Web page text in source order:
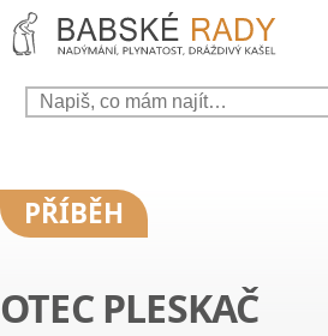
PŘÍBĚH
OTEC PLESKAČ